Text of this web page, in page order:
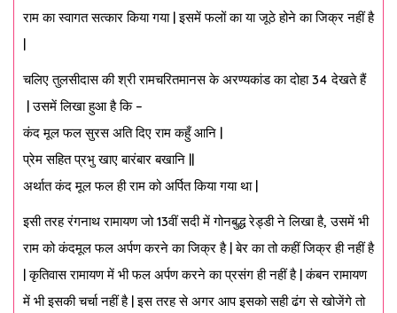
राम का स्वागत सत्कार किया गया | इसमें फलों का या जूठे होने का जिक्र नहीं है
|
चलिए तुलसीदास की श्री रामचरितमानस के अरण्यकांड का दोहा 34 देखते हैं
| उसमें लिखा हुआ है कि –
कंद मूल फल सुरस अति दिए राम कहुँ आनि |
प्रेम सहित प्रभु खाए बारंबार बखानि ||
अर्थात कंद मूल फल ही राम को अर्पित किया गया था |
इसी तरह रंगनाथ रामायण जो 13वीं सदी में गोनबुद्ध रेड्डी ने लिखा है, उसमें भी
राम को कंदमूल फल अर्पण करने का जिक्र है | बेर का तो कहीं जिक्र ही नहीं है
| कृतिवास रामायण में भी फल अर्पण करने का प्रसंग ही नहीं है | कंबन रामायण
में भी इसकी चर्चा नहीं है | इस तरह से अगर आप इसको सही ढंग से खोजेंगे तो